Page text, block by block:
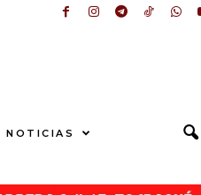
NOTICIAS